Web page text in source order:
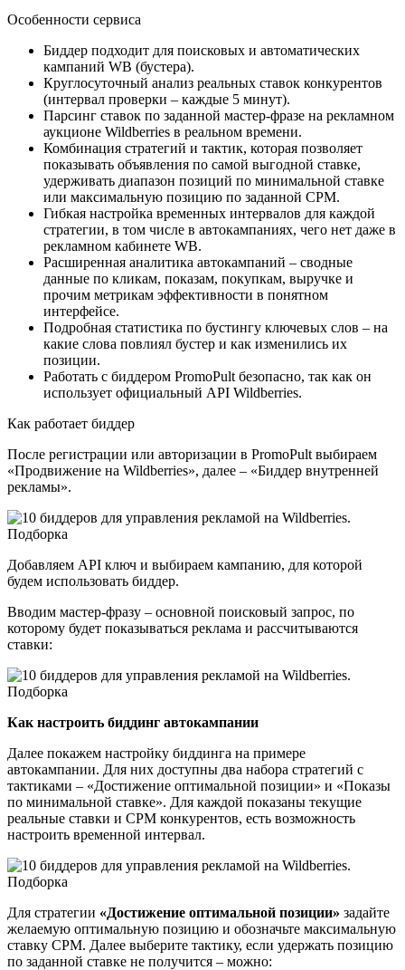
Особенности сервиса
Биддер подходит для поисковых и автоматических
кампаний WB (бустера).
Круглосуточный анализ реальных ставок конкурентов
(интервал проверки – каждые 5 минут).
Парсинг ставок по заданной мастер-фразе на рекламном
аукционе Wildberries в реальном времени.
Комбинация стратегий и тактик, которая позволяет
показывать объявления по самой выгодной ставке,
удерживать диапазон позиций по минимальной ставке
или максимальную позицию по заданной CPM.
Гибкая настройка временных интервалов для каждой
стратегии, в том числе в автокампаниях, чего нет даже в
рекламном кабинете WB.
Расширенная аналитика автокампаний – сводные
данные по кликам, показам, покупкам, выручке и
прочим метрикам эффективности в понятном
интерфейсе.
Подробная статистика по бустингу ключевых слов – на
какие слова повлиял бустер и как изменились их
позиции.
Работать с биддером PromoPult безопасно, так как он
использует официальный API Wildberries.
Как работает биддер
После регистрации или авторизации в PromoPult выбираем
«Продвижение на Wildberries», далее – «Биддер внутренней
рекламы».
Добавляем API ключ и выбираем кампанию, для которой
будем использовать биддер.
Вводим мастер-фразу – основной поисковый запрос, по
которому будет показываться реклама и рассчитываются
ставки:
Как настроить биддинг автокампании
Далее покажем настройку биддинга на примере
автокампании. Для них доступны два набора стратегий с
тактиками – «Достижение оптимальной позиции» и «Показы
по минимальной ставке». Для каждой показаны текущие
реальные ставки и CPM конкурентов, есть возможность
настроить временной интервал.
Для стратегии «Достижение оптимальной позиции» задайте
желаемую оптимальную позицию и обозначьте максимальную
ставку CPM. Далее выберите тактику, если удержать позицию
по заданной ставке не получится – можно: